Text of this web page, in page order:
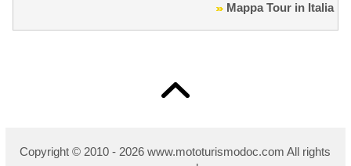
Mappa Tour in Italia
Copyright © 2010 - 2026 www.mototurismodoc.com All rights